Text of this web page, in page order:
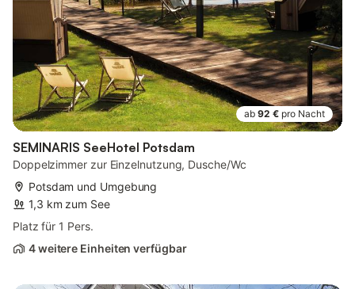
ab 92 € pro Nacht
SEMINARIS SeeHotel Potsdam
Doppelzimmer zur Einzelnutzung, Dusche/Wc
Potsdam und Umgebung
1,3 km zum See
Platz für 1 Pers.
4 weitere Einheiten verfügbar